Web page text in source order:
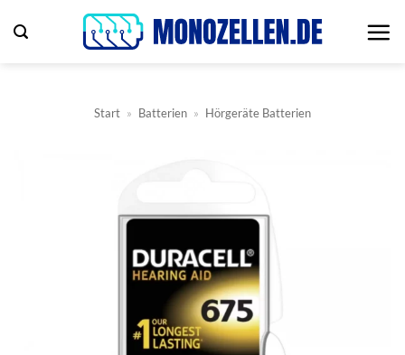
Inhalt
Start » Batterien » Hörgeräte Batterien